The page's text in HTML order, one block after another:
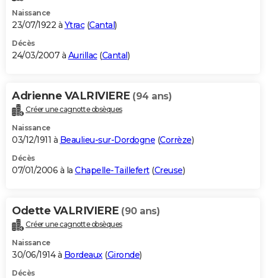
Naissance
23/07/1922 à Ytrac(Cantal)
Décès
24/03/2007 à Aurillac(Cantal)
Adrienne VALRIVIERE (94 ans)
Créer une cagnotte obsèques
Naissance
03/12/1911 à Beaulieu-sur-Dordogne (Corrèze)
Décès
07/01/2006 à la Chapelle-Taillefert(Creuse)
Odette VALRIVIERE (90 ans)
Créer une cagnotte obsèques
Naissance
30/06/1914 à Bordeaux(Gironde)
Décès